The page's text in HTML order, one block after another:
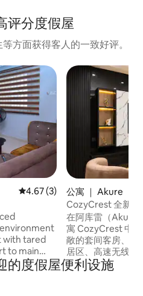
评分度假屋
方面获得客人的一致好评。
平均评分 4.67 分（满分 5 分）
4.67 (3)
tared
to the
features
公寓 ｜ Akure
CozyCrest 全新现
于阿库雷
在阿库雷（Akure
寓 CozyCrest 中体验
敞的套间客房、现
居区、高速无线网
安保服务。 房源位于一个宁静、安全的街
区，前往主要景
的度假屋便利设施